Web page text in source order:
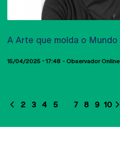
A Arte que molda o Mundo
15/04/2025 - 17:48 Observador Online
2 3 4 5 7 8 9 10